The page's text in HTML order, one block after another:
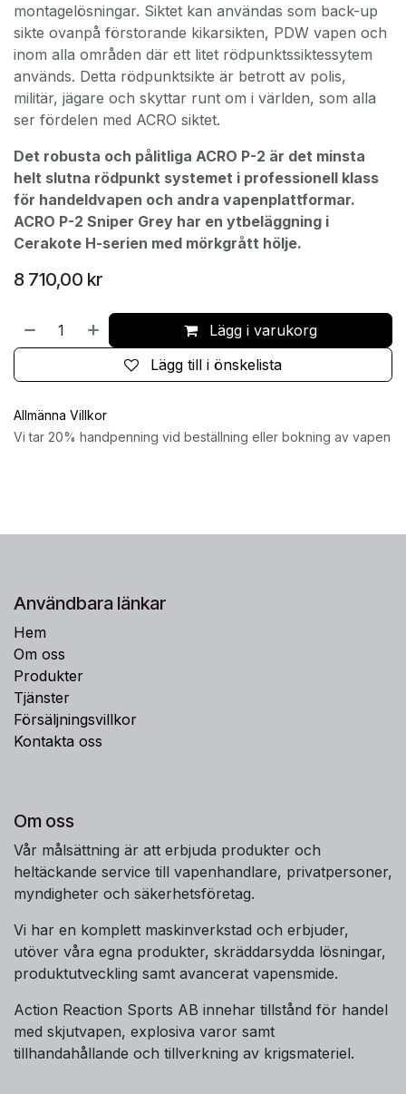
montagelösningar. Siktet kan användas som back-up
sikte ovanpå förstorande kikarsikten, PDW vapen och
inom alla områden där ett litet rödpunktssiktessytem
används. Detta rödpunktsikte är betrott av polis,
militär, jägare och skyttar runt om i världen, som alla
ser fördelen med ACRO siktet.
Det robusta och pålitliga ACRO P-2 är det minsta
helt slutna rödpunkt systemet i professionell klass
för handeldvapen och andra vapenplattformar.
ACRO P-2 Sniper Grey har en ytbeläggning i
Cerakote H-serien med mörkgrått hölje.
8 710,00 kr
Lägg i varukorg
Lägg till i önskelista
Allmänna Villkor
Vi tar 20% handpenning vid beställning eller bokning av vapen
Användbara länkar
Hem
Om oss
Produkter
Tjänster
Försäljningsvillkor
Kontakta oss
Om oss
Vår målsättning är att erbjuda produkter och
heltäckande service till vapenhandlare, privatpersoner,
myndigheter och säkerhetsföretag.
Vi har en komplett maskinverkstad och erbjuder,
utöver våra egna produkter, skräddarsydda lösningar,
produktutveckling samt avancerat vapensmide.
Action Reaction Sports AB innehar tillstånd för handel
med skjutvapen, explosiva varor samt
tillhandahållande och tillverkning av krigsmateriel.